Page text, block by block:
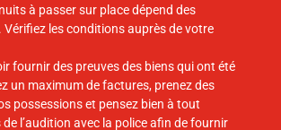
à passer sur place dépend des
Vérifiez les conditions auprès de votre
fournir des preuves des biens qui ont été
un maximum de factures, prenez des
possessions et pensez bien à tout
l’audition avec la police afin de fournir